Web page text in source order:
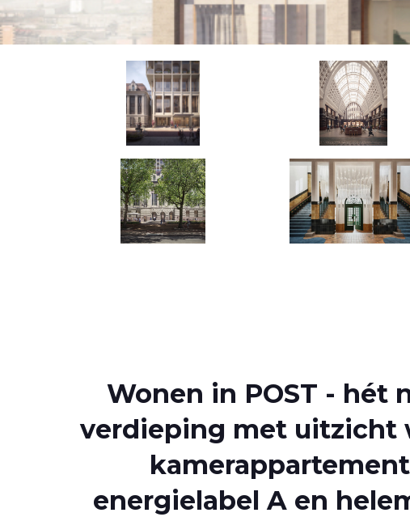
Slide 2 of 3.
Wonen in POST - hét
verdieping met uitzicht
energielabel A en